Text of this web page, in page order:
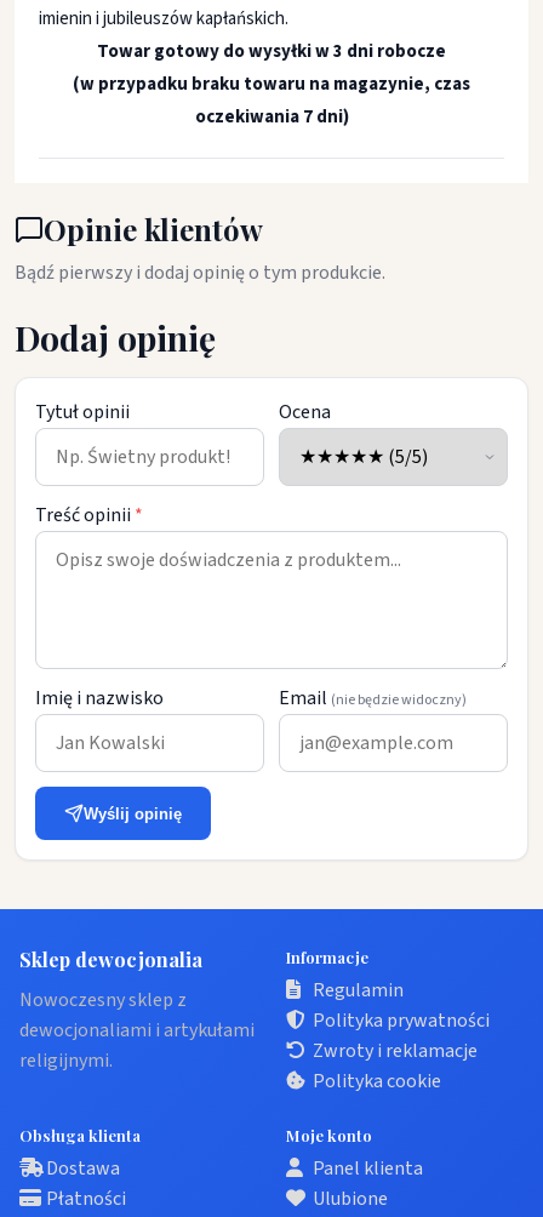
imienin i jubileuszów kapłańskich.
Towar gotowy do wysyłki w 3 dni robocze
(w przypadku braku towaru na magazynie, czas
oczekiwania 7 dni)
Opinie klientów
Bądź pierwszy i dodaj opinię o tym produkcie.
Dodaj opinię
Tytuł opinii Ocena
Treść opinii *
Imię i nazwisko Email (nie będzie widoczny)
Wyślij opinię
Sklep dewocjonalia
Nowoczesny sklep z
dewocjonaliami i artykułami
religijnymi.
Informacje
Regulamin
Polityka prywatności
Zwroty i reklamacje
Polityka cookie
Obsługa klienta
Dostawa
Płatności
Moje konto
Panel klienta
Ulubione